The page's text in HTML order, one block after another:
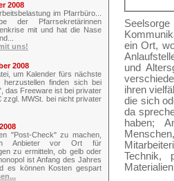
ein Ort,
und
ihren
die sich
da
haben;
Technik,
2008
im Pfarrbüro...
der Pfarrsekretärinnen
mit und hat die Nase
uns!
2008
um Kalender fürs nächste
finden sich bei
das Freeware ist bei privater
zzgl. MWSt. bei nicht privater
"Post-Check" zu machen,
Anbieter vor Ort für
zu ermitteln, ob gelb oder
ist Anfang des Jahres
es können Kosten gespart